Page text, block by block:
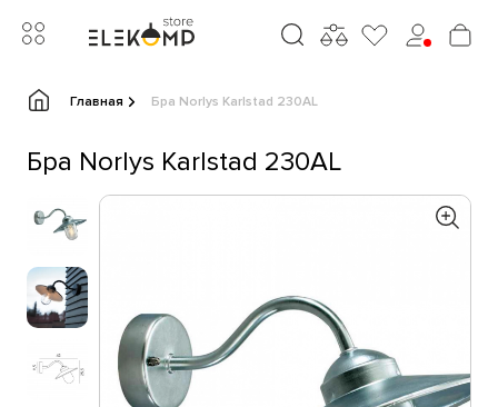
Главная Бра Norlys Karlstad 230AL
Бра Norlys Karlstad 230AL